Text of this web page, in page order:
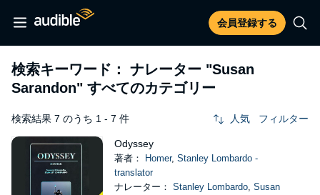
会員登録する
検索キーワード： ナレーター "Susan
Sarandon" すべてのカテゴリー
検索結果 7 のうち 1 - 7 件 人気 フィルター
Odyssey
著者： Homer, Stanley Lombardo -
translator
ナレーター： Stanley Lombardo, Susan